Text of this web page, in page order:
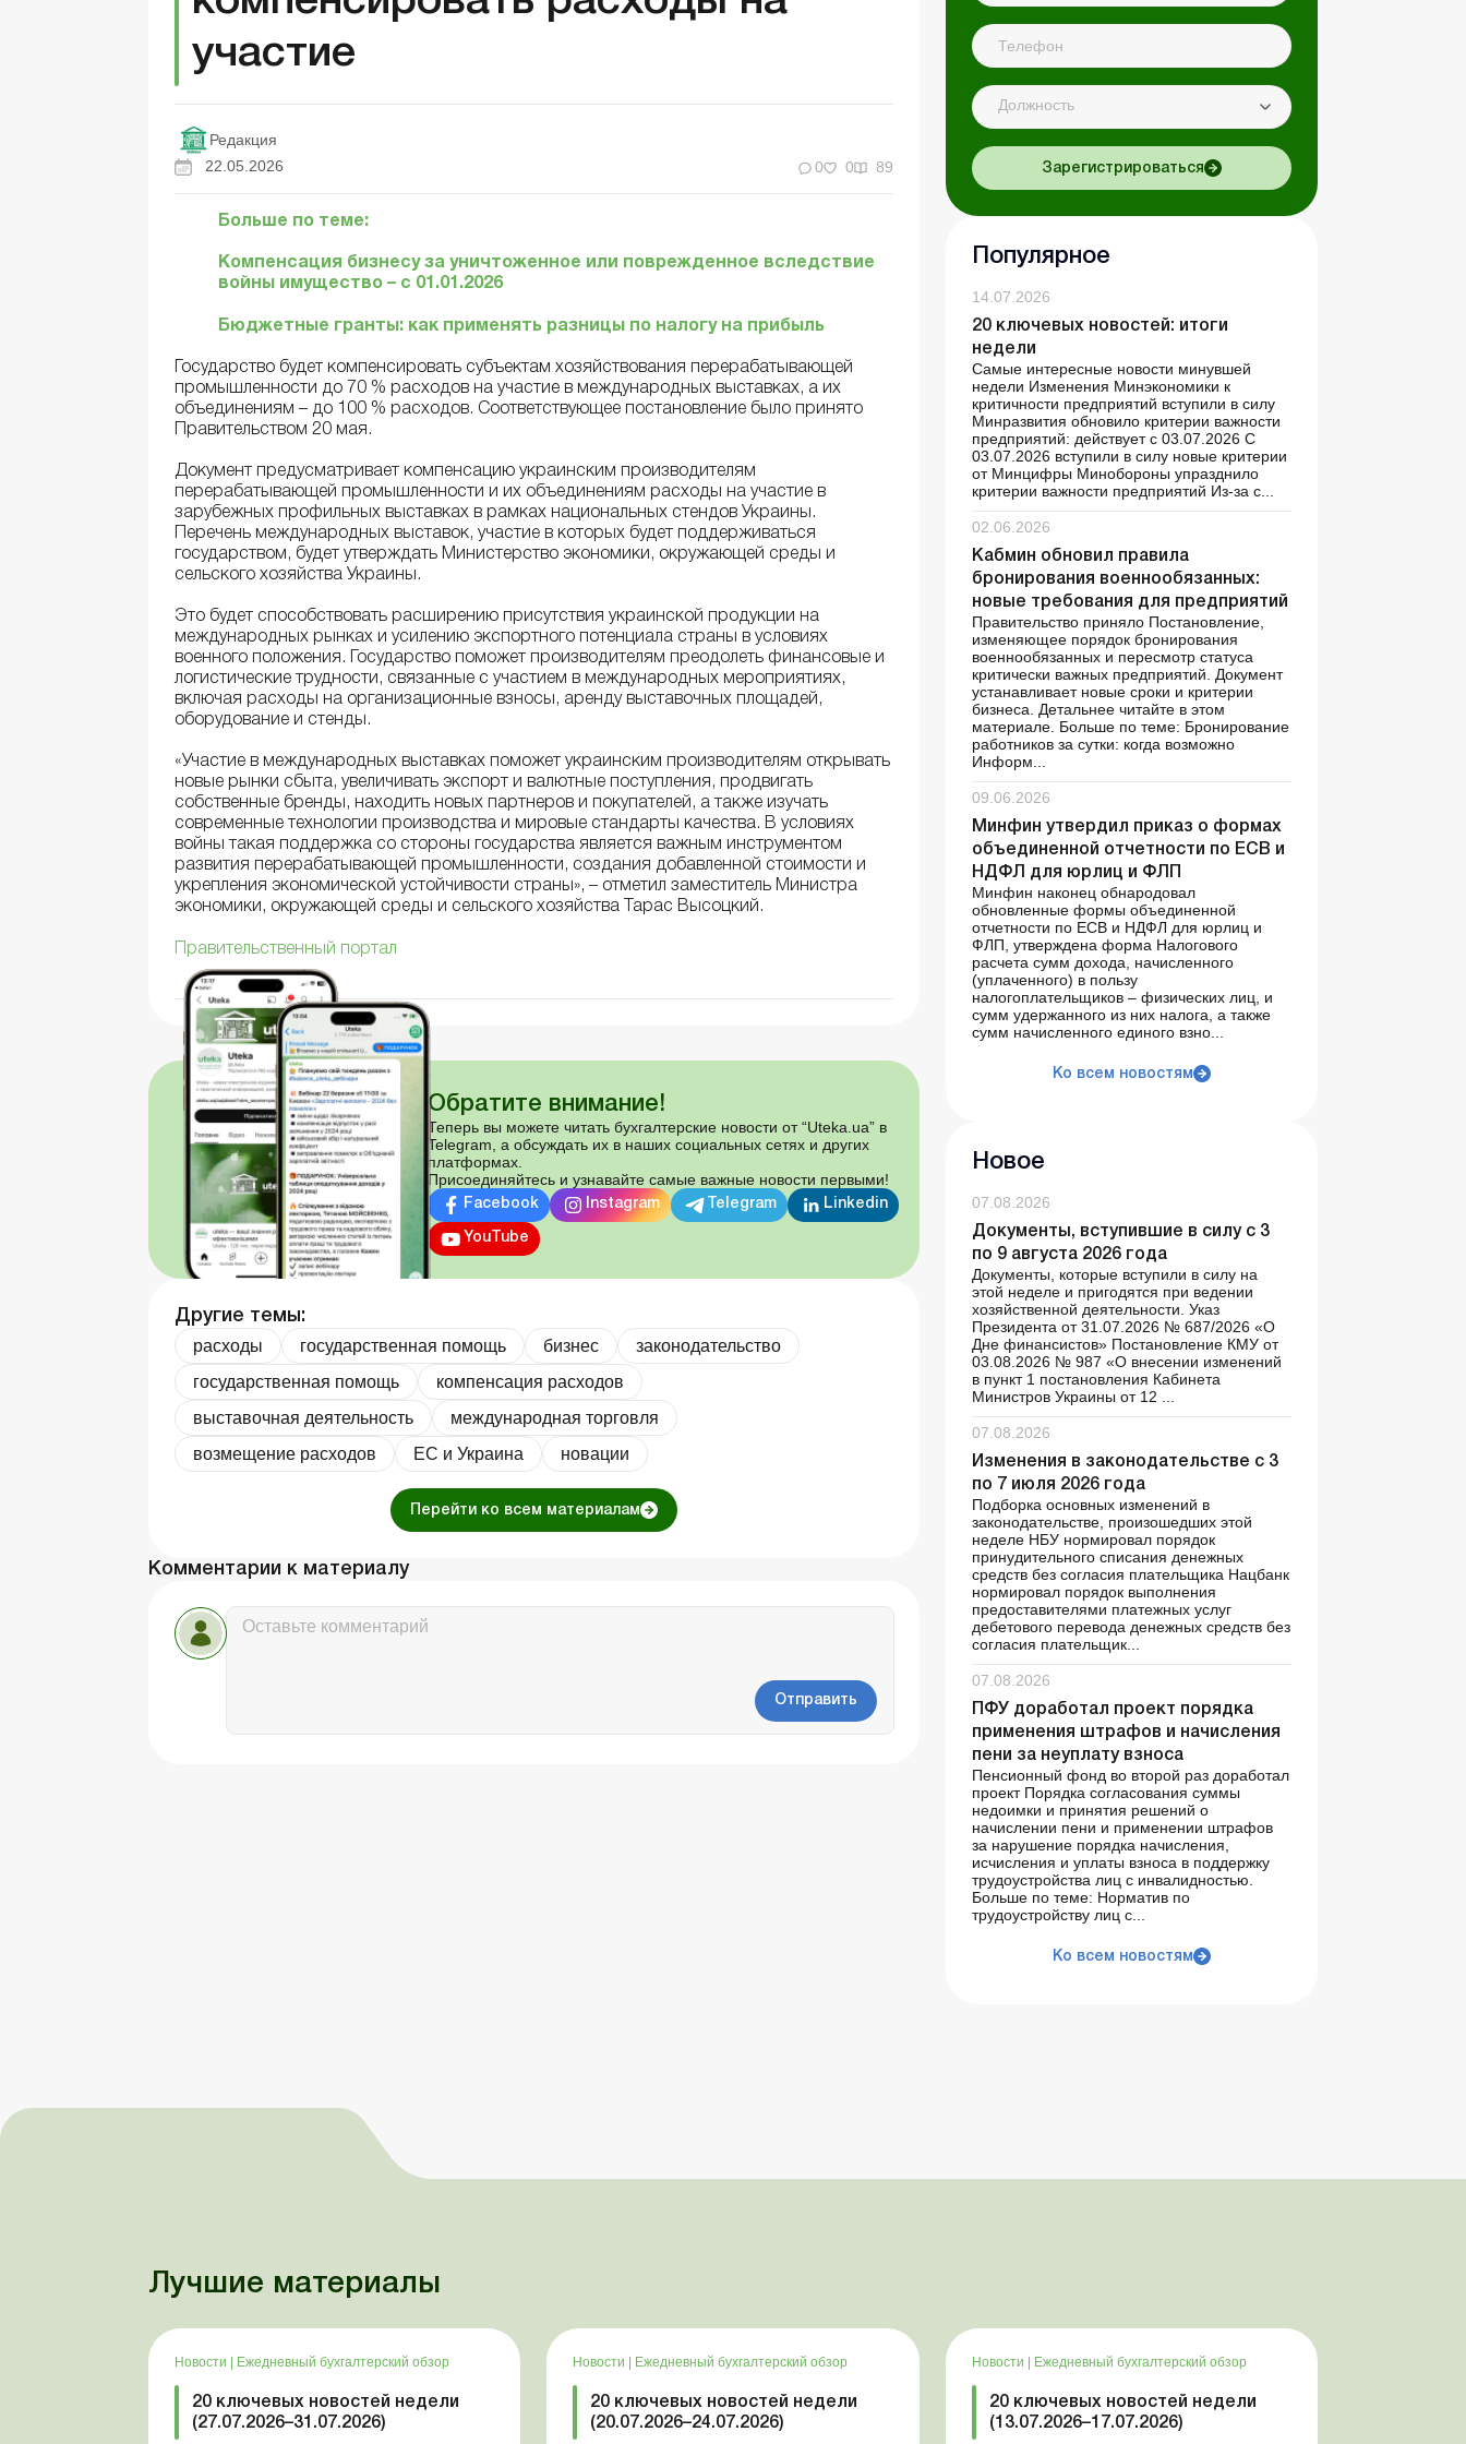
участие
Редакция
22.05.2026
0 0 89
Больше по теме:
Компенсация бизнесу за уничтоженное или поврежденное вследствие
войны имущество – с 01.01.2026
Бюджетные гранты: как применять разницы по налогу на прибыль
Государство будет компенсировать субъектам хозяйствования перерабатывающей
промышленности до 70 % расходов на участие в международных выставках, а их
объединениям – до 100 % расходов. Соответствующее постановление было принято
Правительством 20 мая.
Документ предусматривает компенсацию украинским производителям
перерабатывающей промышленности и их объединениям расходы на участие в
зарубежных профильных выставках в рамках национальных стендов Украины.
Перечень международных выставок, участие в которых будет поддерживаться
государством, будет утверждать Министерство экономики, окружающей среды и
сельского хозяйства Украины.
Это будет способствовать расширению присутствия украинской продукции на
международных рынках и усилению экспортного потенциала страны в условиях
военного положения. Государство поможет производителям преодолеть финансовые и
логистические трудности, связанные с участием в международных мероприятиях,
включая расходы на организационные взносы, аренду выставочных площадей,
оборудование и стенды.
«Участие в международных выставках поможет украинским производителям открывать
новые рынки сбыта, увеличивать экспорт и валютные поступления, продвигать
собственные бренды, находить новых партнеров и покупателей, а также изучать
современные технологии производства и мировые стандарты качества. В условиях
войны такая поддержка со стороны государства является важным инструментом
развития перерабатывающей промышленности, создания добавленной стоимости и
укрепления экономической устойчивости страны», – отметил заместитель Министра
экономики, окружающей среды и сельского хозяйства Тарас Высоцкий.
Правительственный портал
Обратите внимание!
Теперь вы можете читать бухгалтерские новости от “Uteka.ua” в
Telegram, а обсуждать их в наших социальных сетях и других
платформах.
Присоединяйтесь и узнавайте самые важные новости первыми!
Facebook Instagram Telegram Linkedin
YouTube
Другие темы:
расходы государственная помощь бизнес
законодательство
государственная помощь
компенсация расходов
выставочная деятельность
международная торговля
возмещение расходов
ЕС и Украина новации
Перейти ко всем материалам
Комментарии к материалу
Отправить
Должность
Зарегистрироваться
Популярное
14.07.2026
20 ключевых новостей: итоги
недели
Самые интересные новости минувшей
недели Изменения Минэкономики к
критичности предприятий вступили в силу
Минразвития обновило критерии важности
предприятий: действует с 03.07.2026 С
03.07.2026 вступили в силу новые критерии
от Минцифры Минобороны упразднило
критерии важности предприятий Из-за с...
02.06.2026
Кабмин обновил правила
бронирования военнообязанных:
новые требования для предприятий
Правительство приняло Постановление,
изменяющее порядок бронирования
военнообязанных и пересмотр статуса
критически важных предприятий. Документ
устанавливает новые сроки и критерии
бизнеса. Детальнее читайте в этом
материале. Больше по теме: Бронирование
работников за сутки: когда возможно
Информ...
09.06.2026
Минфин утвердил приказ о формах
объединенной отчетности по ЕСВ и
НДФЛ для юрлиц и ФЛП
Минфин наконец обнародовал
обновленные формы объединенной
отчетности по ЕСВ и НДФЛ для юрлиц и
ФЛП, утверждена форма Налогового
расчета сумм дохода, начисленного
(уплаченного) в пользу
налогоплательщиков – физических лиц, и
сумм удержанного из них налога, а также
сумм начисленного единого взно...
Ко всем новостям
Новое
07.08.2026
Документы, вступившие в силу с 3
по 9 августа 2026 года
Документы, которые вступили в силу на
этой неделе и пригодятся при ведении
хозяйственной деятельности. Указ
Президента от 31.07.2026 № 687/2026 «О
Дне финансистов» Постановление КМУ от
03.08.2026 № 987 «О внесении изменений
в пункт 1 постановления Кабинета
Министров Украины от 12 ...
07.08.2026
Изменения в законодательстве с 3
по 7 июля 2026 года
Подборка основных изменений в
законодательстве, произошедших этой
неделе НБУ нормировал порядок
принудительного списания денежных
средств без согласия плательщика Нацбанк
нормировал порядок выполнения
предоставителями платежных услуг
дебетового перевода денежных средств без
согласия плательщик...
07.08.2026
ПФУ доработал проект порядка
применения штрафов и начисления
пени за неуплату взноса
Пенсионный фонд во второй раз доработал
проект Порядка согласования суммы
недоимки и принятия решений о
начислении пени и применении штрафов
за нарушение порядка начисления,
исчисления и уплаты взноса в поддержку
трудоустройства лиц с инвалидностью.
Больше по теме: Норматив по
трудоустройству лиц с...
Ко всем новостям
Лучшие материалы
Новости Ежедневный бухгалтерский обзор
20 ключевых новостей недели
(27.07.2026–31.07.2026)
Новости Ежедневный бухгалтерский обзор
20 ключевых новостей недели
(20.07.2026–24.07.2026)
Новости Ежедневный бухгалтерский обзор
20 ключевых новостей недели
(13.07.2026–17.07.2026)